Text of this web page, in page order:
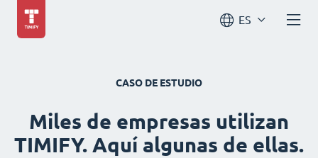
ES
CASO DE ESTUDIO
Miles de empresas utilizan
TIMIFY. Aquí algunas de ellas.